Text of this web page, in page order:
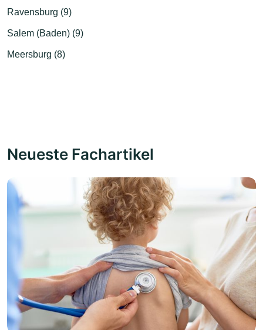
Ravensburg (9)
Salem (Baden) (9)
Meersburg (8)
Neueste Fachartikel